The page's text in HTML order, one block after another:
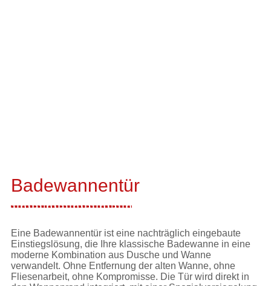
Badewannentür
Eine Badewannentür ist eine nachträglich eingebaute
Einstiegslösung, die Ihre klassische Badewanne in eine
moderne Kombination aus Dusche und Wanne
verwandelt. Ohne Entfernung der alten Wanne, ohne
Fliesenarbeit, ohne Kompromisse. Die Tür wird direkt in